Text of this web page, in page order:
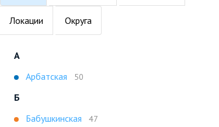
Локации Округа
А
Арбатская
50
Б
Бабушкинская
47